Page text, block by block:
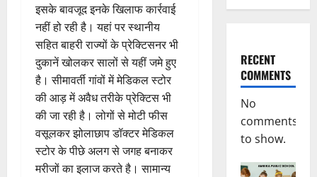
इसके बावजूद इनके खिलाफ कार्रवाई
नहीं हो रही है। यहां पर स्थानीय
सहित बाहरी राज्यों के प्रेक्टिसनर भी
दुकानें खोलकर सालों से यहीं जमे हुए
है। सीमावर्ती गांवों में मेडिकल स्टोर
की आड़ में अवैध तरीके प्रेक्टिस भी
की जा रही है। लोगों से मोटी फीस
वसूलकर झोलाछाप डॉक्टर मेडिकल
स्टोर के पीछे अलग से जगह बनाकर
मरीजों का इलाज करते है। सामान्य
RECENT
COMMENTS
No
comments
to show.